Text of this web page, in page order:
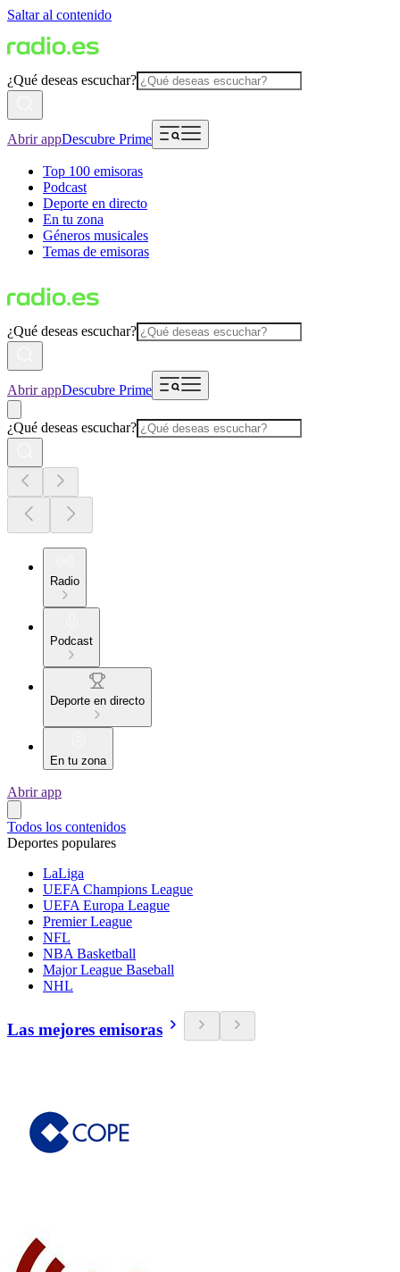
Saltar al contenido
¿Qué deseas escuchar?
Abrir appDescubre Prime
Top 100 emisoras
Podcast
Deporte en directo
En tu zona
Géneros musicales
Temas de emisoras
¿Qué deseas escuchar?
Abrir appDescubre Prime
¿Qué deseas escuchar?
Radio
Podcast
Deporte en directo
En tu zona
Abrir app
Todos los contenidos
Deportes populares
LaLiga
UEFA Champions League
UEFA Europa League
Premier League
NFL
NBA Basketball
Major League Baseball
NHL
Las mejores emisoras